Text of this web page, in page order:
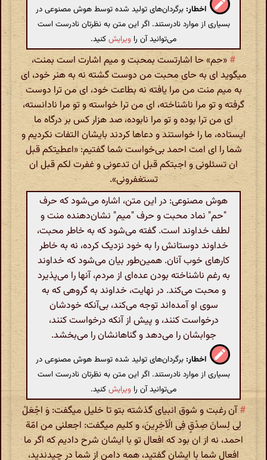
اخطار: برگردان‌های تولید شده توسط هوش مصنوعی در
بسیاری از موارد نادرستند. اگر این متن به نظرتان نادرست است
می‌توانید آن را ویرایشکنید.
# «حم» حا اشارتست بمحبت و میم اشارت است بمنت،
میگوید ای به حای محبت من دوست گشته نه به هنر خود، ای
به میم منت من مرا یافته نه بطاعت خود، ای من ترا دوست
گرفته و تو مرا ناشناخته، ای من ترا خواسته و تو مرا نادانسته،
ای من ترا بوده و تو مرا نابوده، صد هزار کس بر درگاه ما
ایستاده، ما را خواستند و دعاها کردند بایشان التفات نکردیم و
شما را ای امت احمد بی‌خواست شما گفتیم: «اعطیتکم قبل
ان تسئلونی و اجبتکم قبل ان تدعونی و غفرت لکم قبل ان
تستغفرونی».
هوش مصنوعی: در این متن، اشاره می‌شود که حرف
"حم" نماد محبت و حرف "میم" نشان‌دهنده منت و
لطف خداوند است. گفته می‌شود که به خاطر محبت،
خداوند دوستانش را به خود نزدیک کرده، نه به خاطر
کارهای خوب آنان. همین‌طور بیان می‌شود که خداوند
به رغم ناشناخته بودن عده‌ای از مردم، آنها را می‌پذیرد
و محبت می‌کند. در نهایت، خداوند به گروهی که به
سوی او آمده‌اند توجه می‌کند، بی‌آنکه خودشان
درخواست کنند، و پیش از آنکه درخواست کنند،
جوابشان را می‌دهد و گناهانشان را می‌بخشد.
اخطار: برگردان‌های تولید شده توسط هوش مصنوعی در
بسیاری از موارد نادرستند. اگر این متن به نظرتان نادرست است
می‌توانید آن را ویرایشکنید.
#آن رغبت و شوق انبیای گذشته بتو تا خلیل میگفت: وَ اجْعَلْ
لِی لِسانَ صِدْقٍ فِی الْآخِرِینَ، و کلیم میگفت: اجعلنی من امّة
احمد، نه از ان بود که افعال تو با ایشان شرح دادیم که اگر ما
افعال شما با ایشان گفتید، همه دامن از شما در چیدندید،